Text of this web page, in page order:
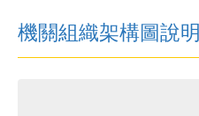
機關組織架構圖說明